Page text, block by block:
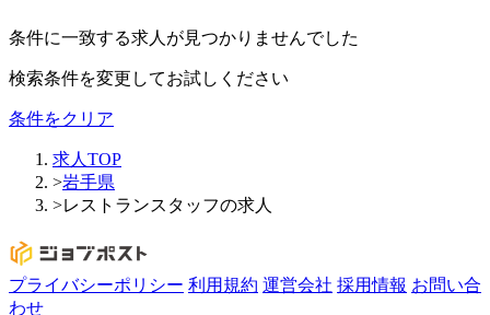
条件に一致する求人が見つかりませんでした
検索条件を変更してお試しください
条件をクリア
求人TOP
>岩手県
>レストランスタッフの求人
プライバシーポリシー 利用規約 運営会社 採用情報 お問い合
わせ